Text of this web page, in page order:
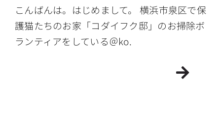
こんばんは。はじめまして。 横浜市泉区で保
護猫たちのお家「コダイフク邸」のお掃除ボ
ランティアをしている＠ko.